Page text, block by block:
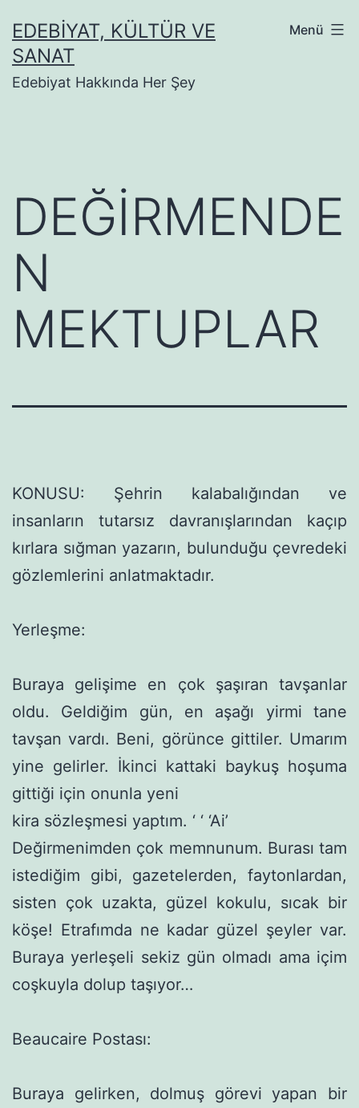
geçEDEBIYAT, KÜLTÜR VE
SANAT
Edebiyat Hakkında Her Şey
Menü
DEĞİRMENDE
N
MEKTUPLAR
KONUSU: Şehrin kalabalığından ve
insanların tutarsız dav­ranışlarından kaçıp
kırlara sığman yazarın, bulunduğu çevredeki
gözlemlerini anlatmaktadır.
Yerleşme:
Buraya gelişime en çok şaşıran tavşanlar
oldu. Geldiğim gün, en aşağı yirmi tane
tavşan vardı. Beni, görünce gittiler. Umarım
yine gelirler. İkinci kattaki baykuş hoşuma
gittiği için onunla yeni
kira sözleşmesi yaptım. ‘ ‘ ‘Ai’
Değirmenimden çok memnunum. Burası tam
istediğim gibi, gazetelerden, faytonlardan,
sisten çok uzakta, güzel kokulu, sıcak bir
köşe! Etrafımda ne kadar güzel şeyler var.
Buraya yerleşeli sekiz gün olmadı ama içim
coşkuyla dolup taşıyor…
Beaucaire Postası:
Buraya gelirken, dolmuş görevi yapan bir